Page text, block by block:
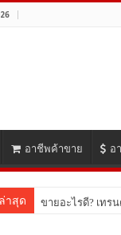
อาชีพค้าขาย อ
าสุด ขายอะไรดี? เทร